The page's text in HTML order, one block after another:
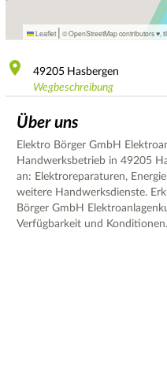
Leaflet | © OpenStreetMap contributors ♥,
49205 Hasbergen
Wegbeschreibung
Über uns
Elektro Börger GmbH
Handwerksbetrieb in 49205
an: Elektroreparaturen,
weitere Handwerksdienste.
Börger GmbH
Verfügbarkeit und Konditionen.